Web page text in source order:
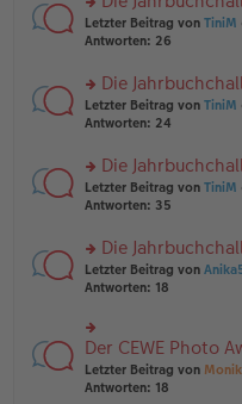
tr
a
g
n
er
tr
a
g
n
g
el
e
n
er
tr
a
g
rs
te
n
g
el
e
n
er
tr
a
g
Letzter Beitrag von TiniM
Antworten: 26
rs
te
n
g
el
e
n
er
tr
a
g
Die
Letzter Beitrag von TiniM
Antworten: 24
rs
te
n
g
el
e
n
er
B
Die
Letzter Beitrag von TiniM
Antworten: 35
rs
te
u
n
g
el
es
Die
Letzter Beitrag von
Antworten: 18
rs
te
r
Der CEWE Photo
Letzter Beitrag von
Antworten: 18